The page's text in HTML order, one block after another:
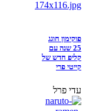
פוקימון חוגג
25 שנה עם
קליפ חדש של
קייטי פרי
עדי פרל